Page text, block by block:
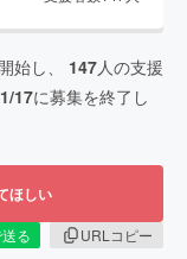
始し、 147人の支援
17に募集を終了し
ほしい
る
URLコピー